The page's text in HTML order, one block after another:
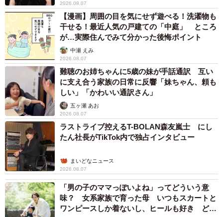
2026.08.07
【漫画】周囲の目を気にせず遊べる！洗濯物も
干せる！最近人気の戸建ての「中庭」 ところ
が…実際住んでみて分かった後悔ポイント
中瀬 えみ
2026.08.07
難聴のお姉ちゃんに5歳の妹が手話通訳 互い
に支え合う家族の日常に反響「妹ちゃん、頼も
しい」「かわいい通訳さん」
五ヶ瀬 あお
2026.08.07
ラストライブ控えるT-BOLAN森友嵐士 にし
たん社長がTikTok内で独占インタビュー
まいどなニュース
2026.08.07
「男の子のママっぽいよね」ってどういう意
味？ 女系家族で育った母 いつもスカートと
ワンピースしか着ないし、ヒールも好き どの